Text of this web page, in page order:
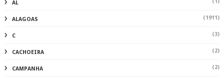
AL (1)
ALAGOAS (1911)
C (3)
CACHOEIRA (2)
CAMPANHA (2)